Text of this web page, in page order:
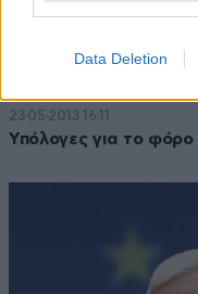
Data Deletion
23·05·2013 16:11
Υπόλογες για το φόρο